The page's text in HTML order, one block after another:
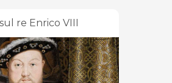
re Enrico VIII